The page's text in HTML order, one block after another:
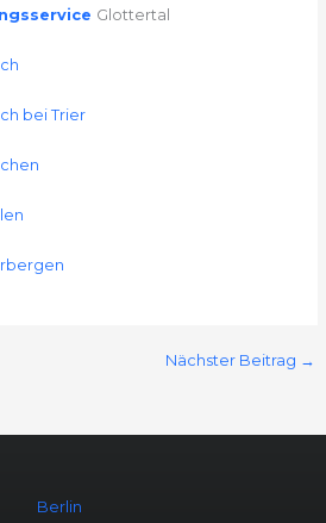
Glottertal
bei Trier
Nächster Beitrag →
Berlin